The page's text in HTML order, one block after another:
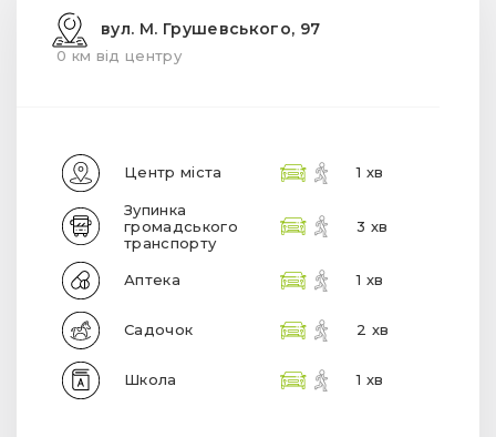
вул. М. Грушевського, 97
0 км від центру
Центр міста 1 хв
Зупинка
громадського
транспорту
3 хв
Аптека 1 хв
Садочок 2 хв
Школа 1 хв